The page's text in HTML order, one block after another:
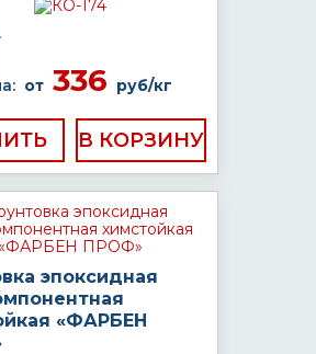
от 336 руб/кг
эпоксидная
«ФАРБЕН